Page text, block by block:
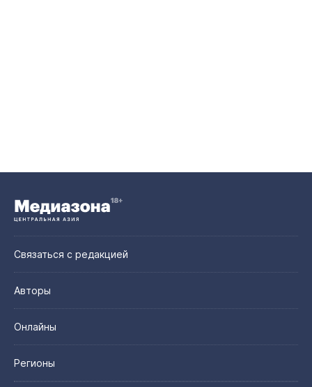
Связаться с редакцией
Авторы
Онлайны
Регионы